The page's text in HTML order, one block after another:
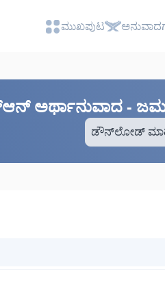
ಮುಖಪುಟ
ಅರ್ಥಾನುವಾದ -
ಡೌನ್‌ಲೋಡ್